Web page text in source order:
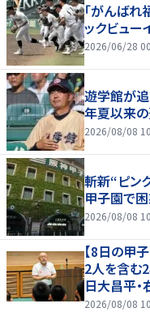
「がんばれ
ックビュー
2026/06/28
遊学館が
年夏以来の
2026/08/08
斬新“ピン
甲子園で困
2026/08/08
【8日の甲
2人を含む
日大昌平
2026/08/08